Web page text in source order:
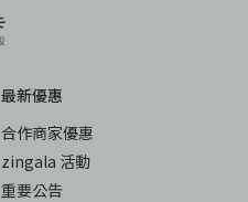
最新優惠
合作商家優惠
zingala 活動
重要公告